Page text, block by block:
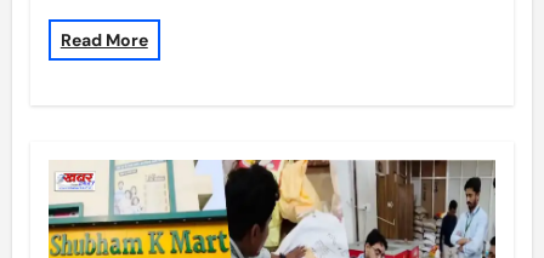
Read More